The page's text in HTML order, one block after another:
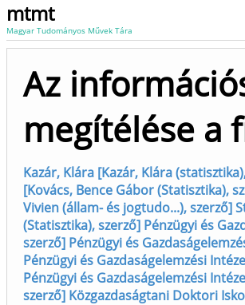
mtmt
Magyar Tudományos Művek Tára
Az
megítélése a
Kazár, Klára [Kazár, Klára
[Kovács, Bence Gábor (Statisztika),
Vivien (állam- és jogtudo...), szerző]
(Statisztika), szerző] Pénzügyi és
szerző] Pénzügyi és
Pénzügyi és Gazdaságelemzési
Pénzügyi és Gazdaságelemzési
szerző] Közgazdaságtani Doktori